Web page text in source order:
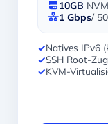
10GB
1 Gbps/
✓Natives IPv6
✓SSH Root-
✓KVM-